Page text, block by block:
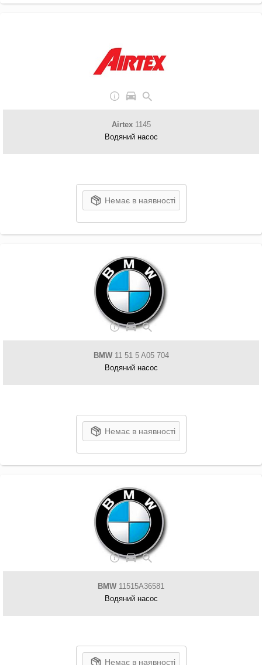
Airtex1145
Водяний насос
Немає в наявності
BMW11 51 5 A05 704
Водяний насос
Немає в наявності
BMW 11515A36581
Водяний насос
Немає в наявності